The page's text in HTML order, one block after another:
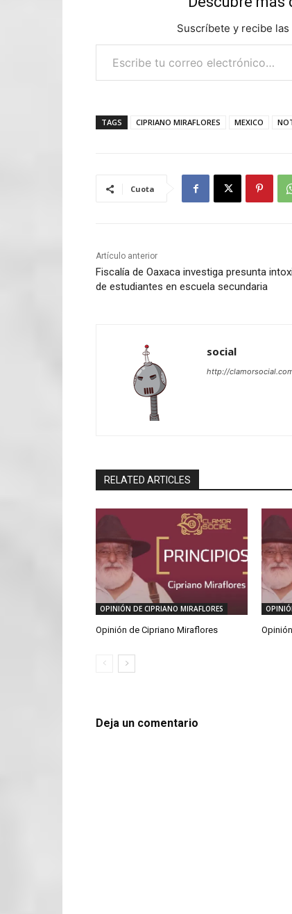
Suscríbete y recibe
Escribe tu correo electrónico…
TAGS CIPRIANO MIRAFLORES MEXICO
Cuota
Artículo anterior
Fiscalía de Oaxaca investiga presunta
de estudiantes en escuela secundaria
social
http://
RELATED ARTICLES
OPINIÓN DE CIPRIANO MIRAFLORES
Opinión de Cipriano Miraflores
Deja un comentario